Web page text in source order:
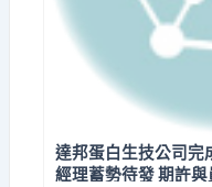
達邦蛋白生技公司完
經理蓄勢待發 期許